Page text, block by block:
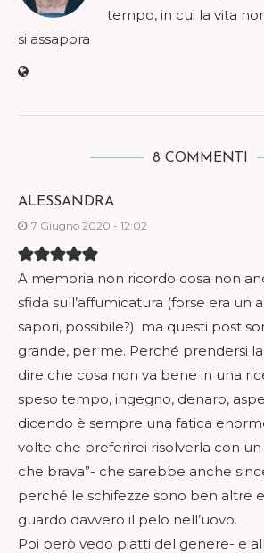
tempo, in cui la vita
si assapora
8 COMMENTI
ALESSANDRA
7 Giugno 2020 - 12:02
A memoria non ricordo cosa non
sfida sull’affumicatura (forse era un
sapori, possibile?): ma questi post
grande, per me. Perché prendersi
dire che cosa non va bene in una
speso tempo, ingegno, denaro,
dicendo è sempre una fatica
volte che preferirei risolverla con
che brava”- che sarebbe anche
perché le schifezze sono ben altre
guardo davvero il pelo nell’uovo.
Poi però vedo piatti del genere- e